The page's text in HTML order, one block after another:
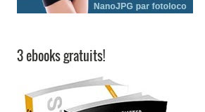
3 ebooks gratuits!